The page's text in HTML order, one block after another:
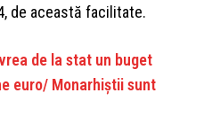
de această facilitate.
de la stat un buget
euro/ Monarhiştii sunt